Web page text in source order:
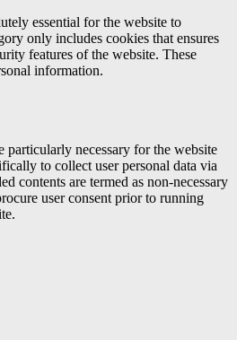
essential for the website to
only includes cookies that ensures
features of the website. These
information.
particularly necessary for the website
to collect user personal data via
contents are termed as non-necessary
user consent prior to running